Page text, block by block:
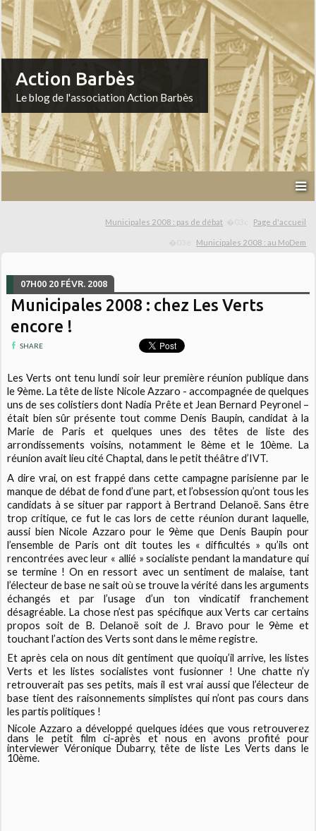
Action Barbès
Le blog de l'association Action Barbès
Municipales 2008 : pas de débat Page d'accueil
Municipales 2008 : au MoDem
07H00 20 FÉVR. 2008
Municipales 2008 : chez Les Verts
encore !
SHARE
Les Verts ont tenu lundi soir leur première réunion publique dans
le 9ème. La tête de liste Nicole Azzaro - accompagnée de quelques
uns de ses colistiers dont Nadia Prête et Jean Bernard Peyronel –
était bien sûr présente tout comme Denis Baupin, candidat à la
Marie de Paris et quelques unes des têtes de liste des
arrondissements voisins, notamment le 8ème et le 10ème. La
réunion avait lieu cité Chaptal, dans le petit théâtre d’IVT.
A dire vrai, on est frappé dans cette campagne parisienne par le
manque de débat de fond d’une part, et l’obsession qu’ont tous les
candidats à se situer par rapport à Bertrand Delanoë. Sans être
trop critique, ce fut le cas lors de cette réunion durant laquelle,
aussi bien Nicole Azzaro pour le 9ème que Denis Baupin pour
l’ensemble de Paris ont dit toutes les « difficultés » qu’ils ont
rencontrées avec leur « allié » socialiste pendant la mandature qui
se termine ! On en ressort avec un sentiment de malaise, tant
l’électeur de base ne sait où se trouve la vérité dans les arguments
échangés et par l’usage d’un ton vindicatif franchement
désagréable. La chose n’est pas spécifique aux Verts car certains
propos soit de B. Delanoë soit de J. Bravo pour le 9ème et
touchant l’action des Verts sont dans le même registre.
Et après cela on nous dit gentiment que quoiqu’il arrive, les listes
Verts et les listes socialistes vont fusionner ! Une chatte n’y
retrouverait pas ses petits, mais il est vrai aussi que l’électeur de
base tient des raisonnements simplistes qui n’ont pas cours dans
les partis politiques !
Nicole Azzaro a développé quelques idées que vous retrouverez
dans le petit film ci-après et nous en avons profité pour
interviewer Véronique Dubarry, tête de liste Les Verts dans le
10ème.